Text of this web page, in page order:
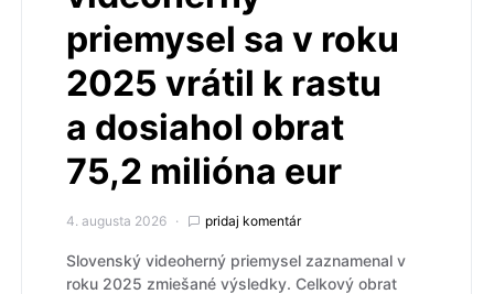
priemysel sa v roku
2025 vrátil k rastu
a dosiahol obrat
75,2 milióna eur
4. augusta 2026 pridaj komentár
Slovenský videoherný priemysel zaznamenal v
roku 2025 zmiešané výsledky. Celkový obrat